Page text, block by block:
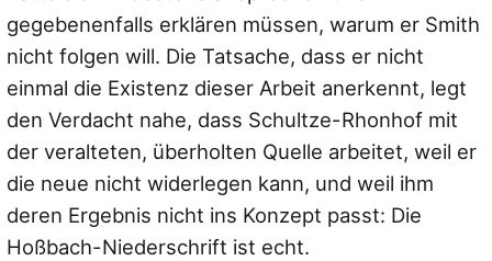
gegebenenfalls erklären müssen, warum er Smith
nicht folgen will. Die Tatsache, dass er nicht
einmal die Existenz dieser Arbeit anerkennt, legt
den Verdacht nahe, dass Schultze-Rhonhof mit
der veralteten, überholten Quelle arbeitet, weil er
die neue nicht widerlegen kann, und weil ihm
deren Ergebnis nicht ins Konzept passt: Die
Hoßbach-Niederschrift ist echt.